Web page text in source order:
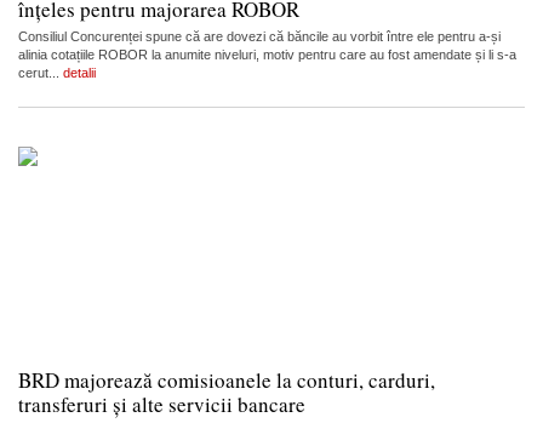
înțeles pentru majorarea ROBOR
Consiliul Concurenței spune că are dovezi că băncile au vorbit între ele pentru a-și
alinia cotațiile ROBOR la anumite niveluri, motiv pentru care au fost amendate și li s-a
cerut... detalii
BRD majorează comisioanele la conturi, carduri,
transferuri și alte servicii bancare